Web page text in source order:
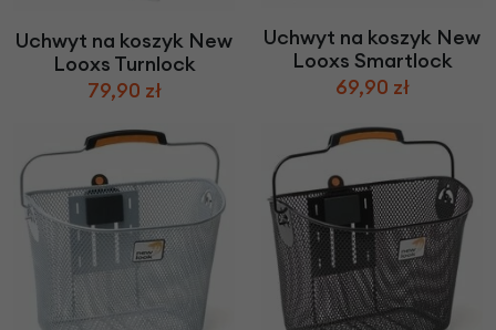
Uchwyt na koszyk New
Looxs Turnlock
79,90 zł
Uchwyt na koszyk New
Looxs Smartlock
69,90 zł